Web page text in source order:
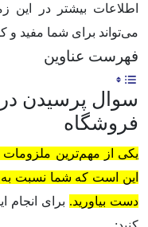
اطلاعات بیشتر در این
می‌تواند برای شما مفید و
فهرست عناوین
سوال پرسیدن
فروشگاه
یکی از مهم‌ترین ملزومات
این است که شما نسبت
دست بیاورید. برای انجام